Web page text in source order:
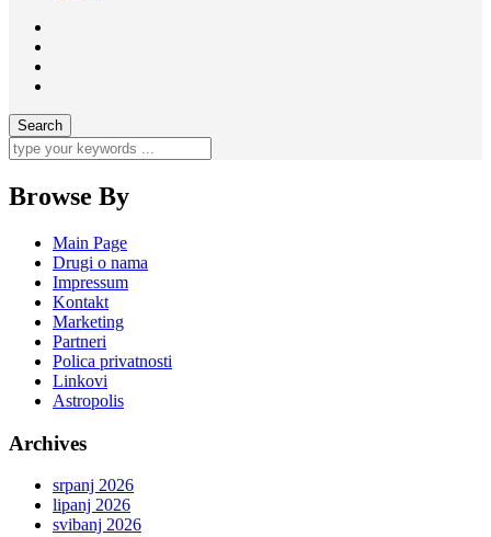
Browse By
Main Page
Drugi o nama
Impressum
Kontakt
Marketing
Partneri
Polica privatnosti
Linkovi
Astropolis
Archives
srpanj 2026
lipanj 2026
svibanj 2026